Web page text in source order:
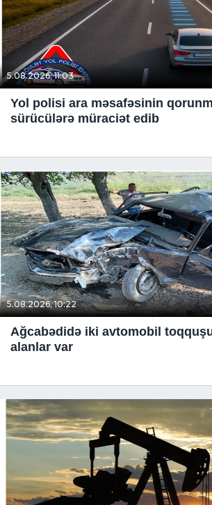
5.08.2026, 11:03
Yol polisi ara məsafəsinin
sürücülərə müraciət edib
5.08.2026, 10:22
Ağcabədidə iki avtomobil
alanlar var